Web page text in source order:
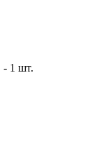
- 1 шт.